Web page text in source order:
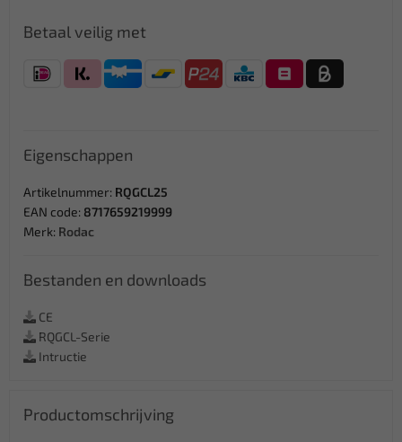
Betaal veilig met
Eigenschappen
Artikelnummer: RQGCL25
EAN code: 8717659219999
Merk: Rodac
Bestanden en downloads
CE
RQGCL-Serie
Intructie
Productomschrijving